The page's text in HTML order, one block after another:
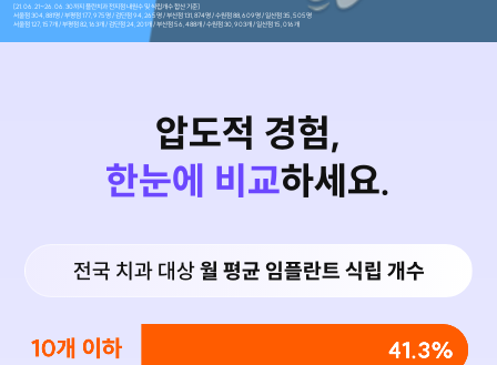
[21.06.21~26.06.30까지 플란치과 전지점 내원수 및 식립개수 합산 기준]
서울점 304,881명 / 부평점 177,975명 / 검단점 94,265명 / 부산점 131,874명 / 수원점 88,609명 / 일산점 35,505명
서울점 127,157개 / 부평점 82,163개 / 검단점 24,201개 / 부산점 56,488개 / 수원점 30,903개 / 일산점 15,016개
압도적 경험,
한눈에 비교하세요.
전국 치과 대상월 평균 임플란트 식립 개수